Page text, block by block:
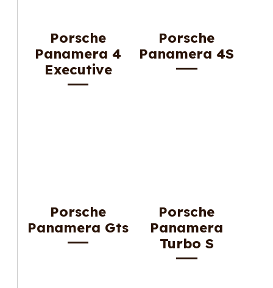
Porsche
Panamera 4
Executive
Porsche
Panamera 4S
Porsche
Panamera Gts
Porsche
Panamera
Turbo S